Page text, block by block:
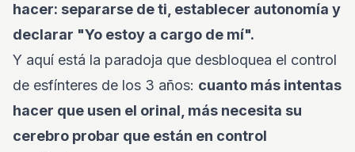
hacer: separarse de ti, establecer autonomía y
declarar "Yo estoy a cargo de mí".
Y aquí está la paradoja que desbloquea el control
de esfínteres de los 3 años: cuanto más intentas
hacer que usen el orinal, más necesita su
cerebro probar que están en control